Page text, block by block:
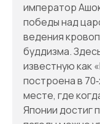
император
победы над
ведения
буддизма.
известную как
построена в
месте, где
Японии достиг